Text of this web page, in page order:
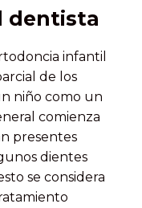
dentista
infantil
de los
niño como un
comienza
presentes
dientes
se considera